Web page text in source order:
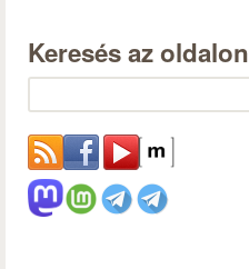
Keresés az oldalon